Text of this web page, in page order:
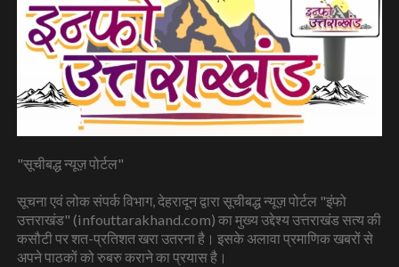
"सूचीबद्ध न्यूज़ पोर्टल"
सूचना एवं लोक संपर्क विभाग, देहरादून द्वारा सूचीबद्ध न्यूज़ पोर्टल "इंफो
उत्तराखंड" (infouttarakhand.com) का मुख्य उद्देश्य उत्तराखंड सत्य की
कसौटी पर शत-प्रतिशत खरा उतरना है। इसके अलावा प्रमाणिक खबरों से
अपने पाठकों को रुबरु कराने का प्रयास है।